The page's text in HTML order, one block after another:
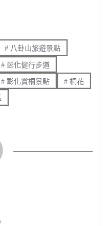
# 八卦山旅遊景點
# 彰化健行步道
# 彰化賞桐景點 # 桐花